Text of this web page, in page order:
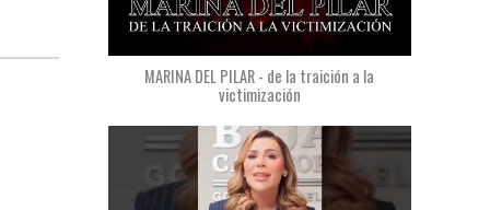
MARINA DEL PILAR - de la traición a la
victimización